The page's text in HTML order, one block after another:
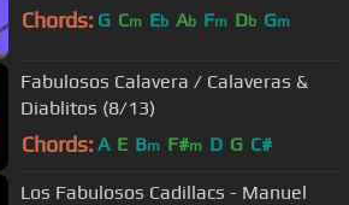
Chords: G Cm Eb Ab Fm Db Gm
Fabulosos Calavera / Calaveras &
Diablitos (8/13)
Chords: A E Bm F#m D G C#
Los Fabulosos Cadillacs - Manuel